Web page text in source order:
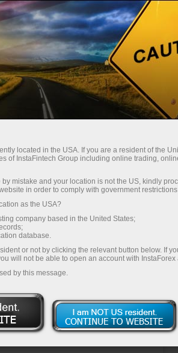
มต้นใหม่
ข้อมูลที่เป็นประโยชน์
เครื่องชี้วัดภาวะเศรษฐกิจ
องชี้วัดภาวะ
เศรษฐกิจ
ะเศรษฐกิจมหภาคซึ่งอยู่บนพื้นฐาน
ลิตภัณฑ์มวลรวมภายในประเทศ
ณฑ์มวลรวมประชาชาติ (GNP)
สถิติอื่นสามารถใช้ในการอธิบาย
ละประสิทธิภาพของเศรษฐกิจ
ระกาศออกมาในรูปของรายงาน
ยการเครื่องชี้วัดภาวะเศรษฐกิจ
มหภาคที่สำคัญ:
located in the USA. If you are a resident of the
of InstaFintech Group including online trading,
mistake and your location is not the US, kindly
in order to comply with government
as the USA?
company based in the United States;
database.
or not by clicking the relevant button below. If
will not be able to open an account with InstaForex
by this message.